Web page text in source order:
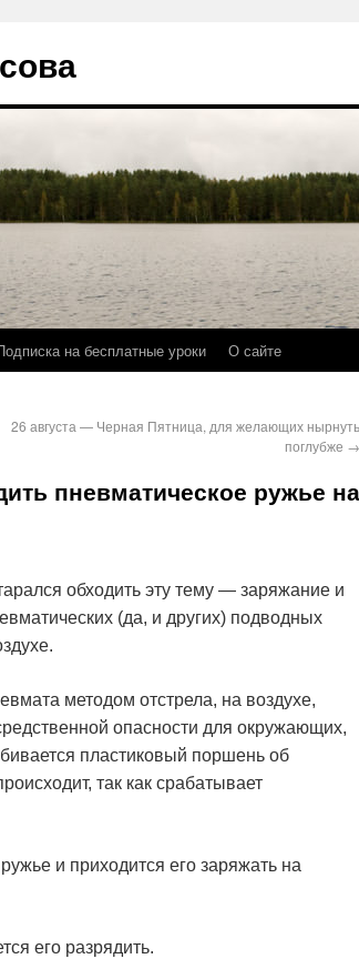
на бесплатные уроки О сайте
26 августа — Черная Пятница, для желающих нырнуть
поглубже →
пневматическое ружье на
обходить эту тему — заряжание и
(да, и других) подводных
методом отстрела, на воздухе,
опасности для окружающих,
пластиковый поршень об
так как срабатывает
и приходится его заряжать на
его разрядить.